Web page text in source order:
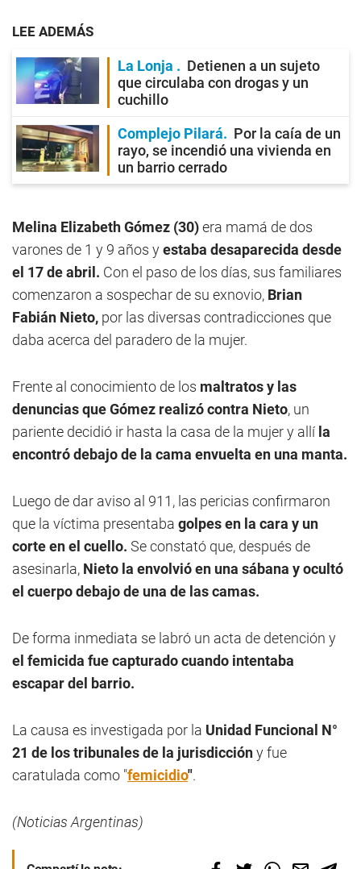
LEE ADEMÁS
La Lonja
Detienen a un sujeto
que circulaba con drogas y un
cuchillo
Complejo Pilará
Por la caía de un
rayo, se incendió una vivienda en
un barrio cerrado
Melina Elizabeth Gómez (30)era mamá de dos
varones de 1 y 9 años yestaba desaparecida desde
el 17 de abril. Con el paso de los días, sus familiares
comenzaron a sospechar de su exnovio, Brian
Fabián Nieto, por las diversas contradicciones que
daba acerca del paradero de la mujer.
Frente al conocimiento de los maltratos y las
denuncias que Gómez realizó contra Nieto, un
pariente decidió ir hasta la casa de la mujer y allí la
encontró debajo de la cama envuelta en una manta.
Luego de dar aviso al 911, las pericias confirmaron
que la víctima presentaba golpes en la cara y un
corte en el cuello. Se constató que, después de
asesinarla, Nieto la envolvió en una sábana y ocultó
el cuerpo debajo de una de las camas.
De forma inmediata se labró un acta de detención y
el femicida fue capturado cuando intentaba
escapar del barrio.
La causa es investigada por la Unidad Funcional N°
21 de los tribunales de la jurisdiccióny fue
caratulada como "femicidio".
(Noticias Argentinas)